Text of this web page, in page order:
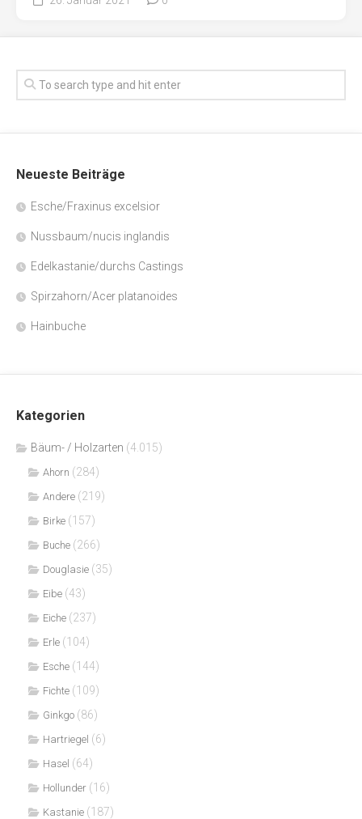
Neueste Beiträge
Esche/Fraxinus excelsior
Nussbaum/nucis inglandis
Edelkastanie/durchs Castings
Spirzahorn/Acer platanoides
Hainbuche
Kategorien
Bäum- / Holzarten (4.015)
Ahorn (284)
Andere (219)
Birke (157)
Buche (266)
Douglasie (35)
Eibe (43)
Eiche (237)
Erle (104)
Esche (144)
Fichte (109)
Ginkgo (86)
Hartriegel (6)
Hasel (64)
Hollunder (16)
Kastanie (187)